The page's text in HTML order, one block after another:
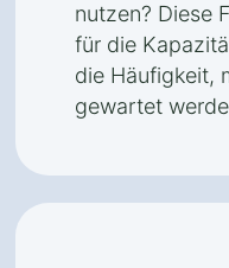
nutzen? Diese
für die
die Häufigkeit,
gewartet